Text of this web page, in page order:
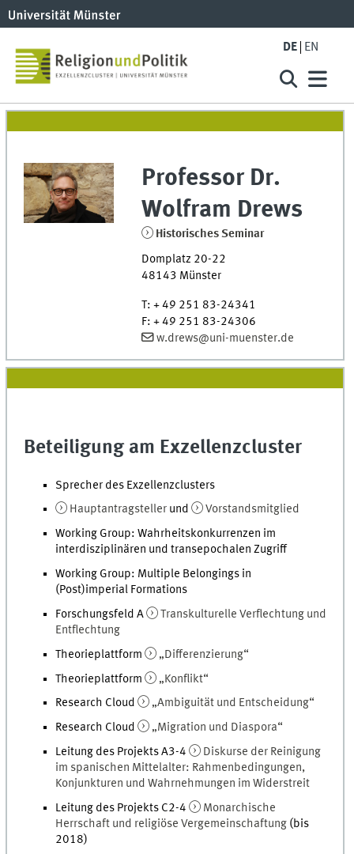
DE EN
Professor Dr.
Wolfram Drews
Historisches Seminar
Domplatz 20-22
48143 Münster
T: + 49 251 83-24341
F: + 49 251 83-24306
w.drews@uni-muenster.de
Beteiligung am Exzellenzcluster
Sprecher des Exzellenzclusters
Hauptantragsteller und
Vorstandsmitglied
Working Group: Wahrheitskonkurrenzen im
interdisziplinären und transepochalen Zugriff
Working Group: Multiple Belongings in
(Post)imperial Formations
Forschungsfeld A
Transkulturelle Verflechtung und
Entflechtung
Theorieplattform
„Differenzierung“
Theorieplattform
„Konflikt“
Research Cloud
„Ambiguität und Entscheidung“
Research Cloud
„Migration und Diaspora“
Leitung des Projekts A3-4
Diskurse der Reinigung
im spanischen Mittelalter: Rahmenbedingungen,
Konjunkturen und Wahrnehmungen im Widerstreit
Leitung des Projekts C2-4
Monarchische
Herrschaft und religiöse Vergemeinschaftung (bis
2018)